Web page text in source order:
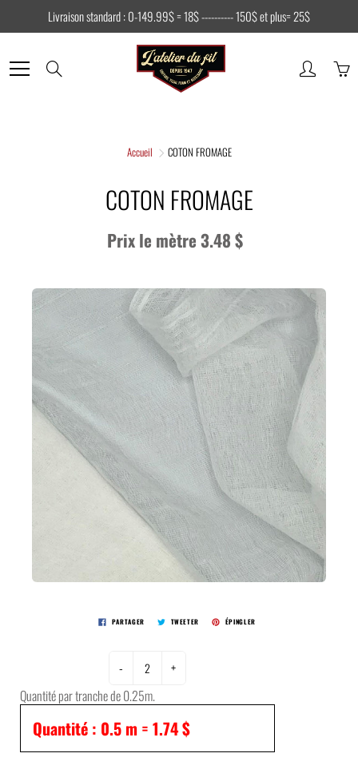
Livraison standard : 0-149.99$ = 18$ ---------- 150$ et plus= 25$
Accueil COTON FROMAGE
COTON FROMAGE
Prix le mètre 3.48 $
PARTAGER TWEETER ÉPINGLER
-
+
Quantité par tranche de 0.25m.
Quantité : 0.5 m = 1.74 $